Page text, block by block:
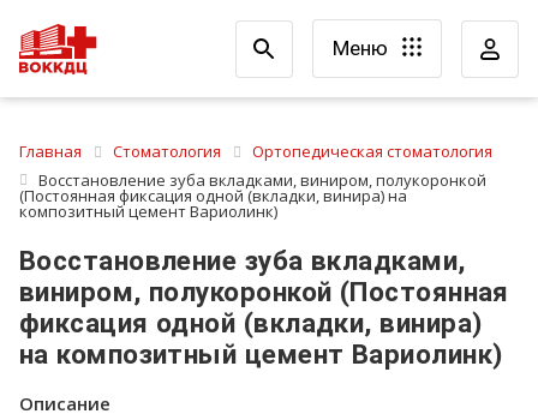
Меню
Главная Стоматология
Ортопедическая стоматология
Восстановление зуба вкладками, виниром, полукоронкой
(Постоянная фиксация одной (вкладки, винира) на
композитный цемент Вариолинк)
Восстановление зуба вкладками,
виниром, полукоронкой (Постоянная
фиксация одной (вкладки, винира)
на композитный цемент Вариолинк)
Описание